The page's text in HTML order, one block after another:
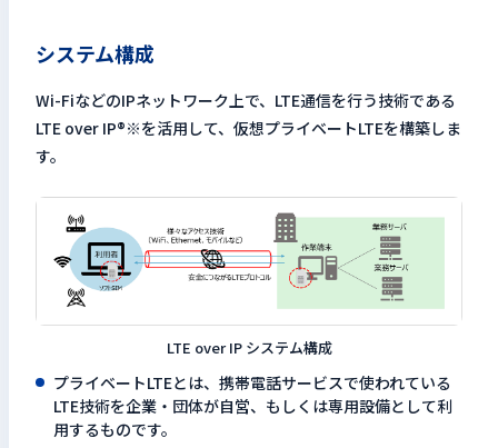
システム構成
Wi-FiなどのIPネットワーク上で、LTE通信を行う技術である
LTE over IP®※を活用して、仮想プライベートLTEを構築しま
す。
LTE over IP システム構成
プライベートLTEとは、携帯電話サービスで使われている
LTE技術を企業・団体が自営、もしくは専用設備として利
用するものです。